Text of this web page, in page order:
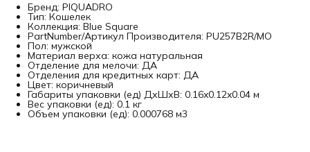
Бренд: PIQUADRO
Тип: Кошелек
Коллекция: Blue Square
PartNumber/Артикул Производителя: PU257B2R/MO
Пол: мужской
Материал верха: кожа натуральная
Отделение для мелочи: ДА
Отделения для кредитных карт: ДА
Цвет: коричневый
Габариты упаковки (ед) ДхШхВ: 0.16x0.12x0.04 м
Вес упаковки (ед): 0.1 кг
Объем упаковки (ед): 0.000768 м3